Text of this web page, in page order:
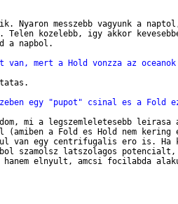
Nyaron messzebb vagyunk a
kozelebb, igy akkor
a napbol.
mert a Hold vonzza az
egy "pupot" csinal es a Fold
mi a legszemleletesebb leirasa
(amiben a Fold es Hold nem kering
van egy centrifugalis ero is. Ha
szamolsz latszolagos potencialt,
hanem elnyult, amcsi focilabda